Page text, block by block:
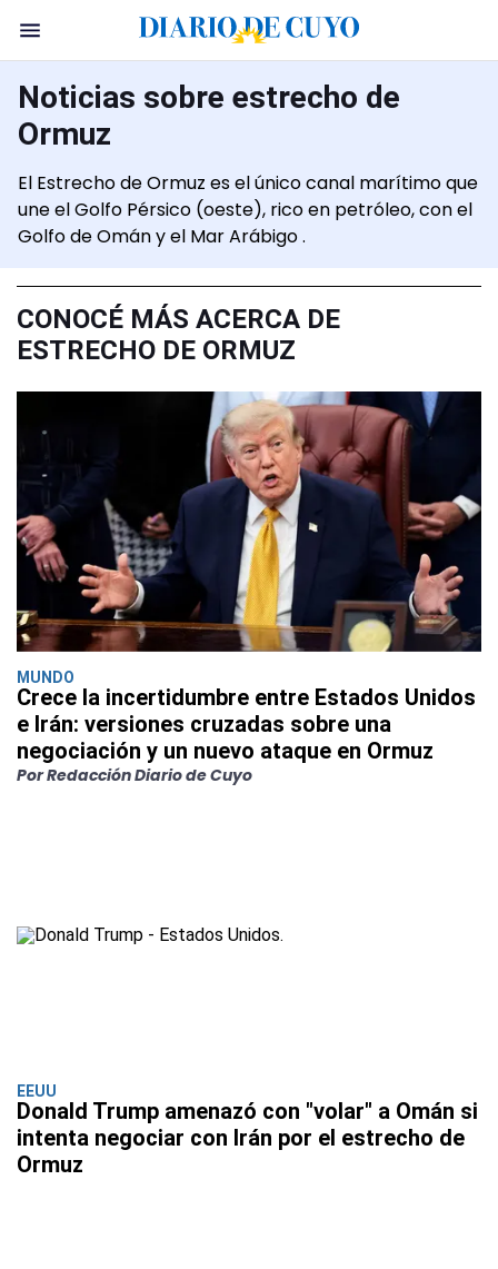
Noticias sobre estrecho de
Ormuz
El Estrecho de Ormuz es el único canal marítimo que
une el Golfo Pérsico (oeste), rico en petróleo, con el
Golfo de Omán y el Mar Arábigo .
CONOCÉ MÁS ACERCA DE
ESTRECHO DE ORMUZ
MUNDO
Crece la incertidumbre entre Estados Unidos
e Irán: versiones cruzadas sobre una
negociación y un nuevo ataque en Ormuz
Por Redacción Diario de Cuyo
EEUU
Donald Trump amenazó con "volar" a Omán si
intenta negociar con Irán por el estrecho de
Ormuz